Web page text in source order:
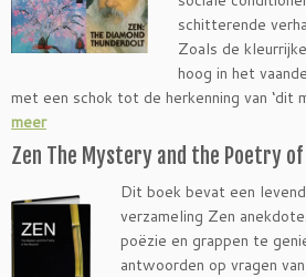
schitterende
Zoals de
hoog in het
met een schok tot de herkenning van ‘dit
meer
Zen The Mystery and the Poetry of
Dit boek bevat een
verzameling Zen
poëzie en grappen te
antwoorden op vragen